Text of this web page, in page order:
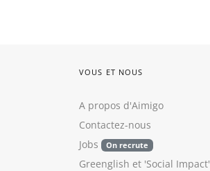
VOUS ET NOUS
A propos d'Aimigo
Contactez-nous
Jobs
On recrute
Greenglish et 'Social Impact'